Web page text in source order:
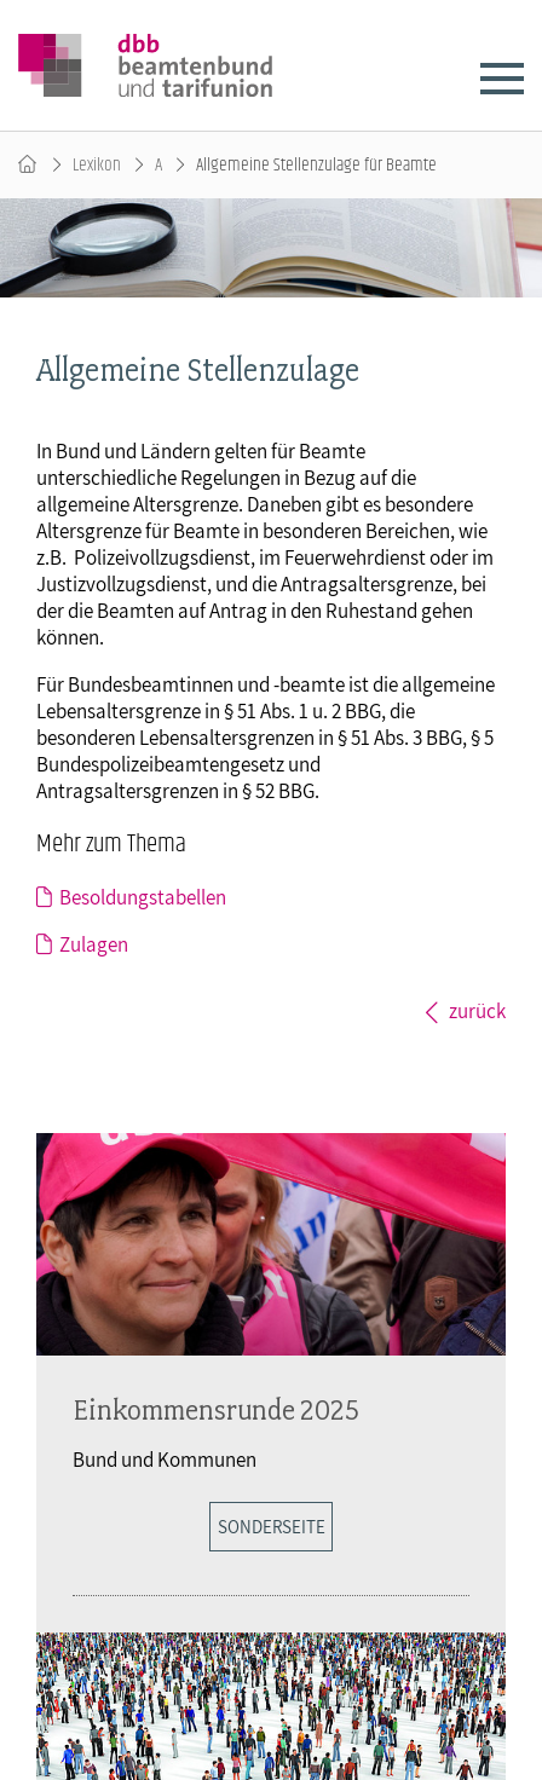
Lexikon A Allgemeine Stellenzulage für Beamte
Allgemeine Stellenzulage
In Bund und Ländern gelten für Beamte
unterschiedliche Regelungen in Bezug auf die
allgemeine Altersgrenze. Daneben gibt es besondere
Altersgrenze für Beamte in besonderen Bereichen, wie
z.B. Polizeivollzugsdienst, im Feuerwehrdienst oder im
Justizvollzugsdienst, und die Antragsaltersgrenze, bei
der die Beamten auf Antrag in den Ruhestand gehen
können.
Für Bundesbeamtinnen und -beamte ist die allgemeine
Lebensaltersgrenze in § 51 Abs. 1 u. 2 BBG, die
besonderen Lebensaltersgrenzen in § 51 Abs. 3 BBG, § 5
Bundespolizeibeamtengesetz und
Antragsaltersgrenzen in § 52 BBG.
Mehr zum Thema
Besoldungstabellen
Zulagen
zurück
Einkommensrunde 2025
Bund und Kommunen
SONDERSEITE